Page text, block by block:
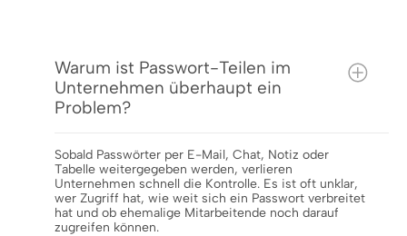
Warum ist Passwort-Teilen im
Unternehmen überhaupt ein
Problem?
Sobald Passwörter per E-Mail, Chat, Notiz oder
Tabelle weitergegeben werden, verlieren
Unternehmen schnell die Kontrolle. Es ist oft unklar,
wer Zugriff hat, wie weit sich ein Passwort verbreitet
hat und ob ehemalige Mitarbeitende noch darauf
zugreifen können.